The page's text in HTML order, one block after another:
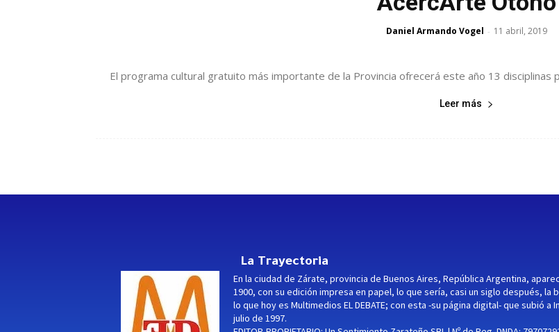
Daniel Armando Vogel - 11 abril, 2019
El programa cultural gratuito más importante de la Provincia ofrecerá este año 13 disciplinas
Leer más
La Trayectoria
En la ciudad de Zárate, provincia de Buenos Aires, República Argentina,
1900, con su edición impresa en papel, lo que sería, casi un siglo después, la
lo que hoy es Multimedios EL DEBATE; con esta -su página digital- que subió a
julio de 1997.